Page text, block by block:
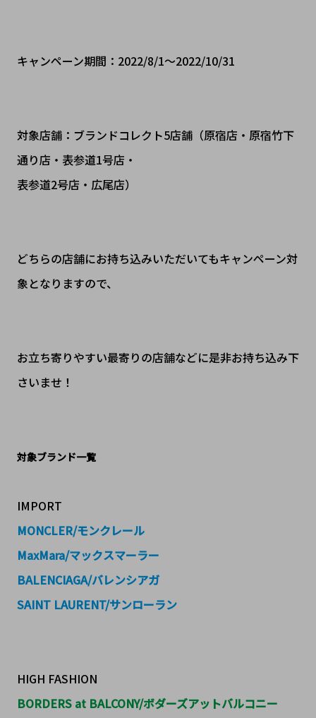
キャンペーン期間：2022/8/1～2022/10/31
対象店舗：ブランドコレクト5店舗（原宿店・原宿竹下
通り店・表参道1号店・
表参道2号店・広尾店）
どちらの店舗にお持ち込みいただいてもキャンペーン対
象となりますので、
お立ち寄りやすい最寄りの店舗などに是非お持ち込み下
さいませ！
対象ブランド一覧
IMPORT
MONCLER/モンクレール
MaxMara/マックスマーラー
BALENCIAGA/バレンシアガ
SAINT LAURENT/サンローラン
HIGH FASHION
BORDERS at BALCONY/ボダーズアットバルコニー